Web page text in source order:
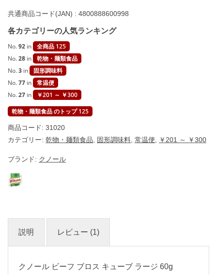
個
共通商品コード(JAN) : 4800888600998
各カテゴリーの人気ランキング
No.92 in
全商品 125
No.28 in
乾物・麺類食品
No.3 in
固形調味料
No.77 in
常温便
No.27 in
￥201 ～ ￥300
乾物・麺類食品 のトップ 125
商品コード: 31020
カテゴリー: 乾物・麺類食品 固形調味料 常温便 ￥201 ～ ￥300
ブランド: クノール
説明 レビュー (1)
クノール ビーフ ブロス キューブ ラージ 60g